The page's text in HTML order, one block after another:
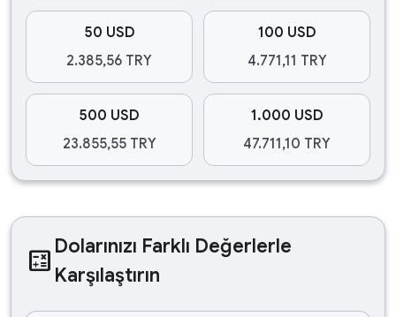
50 USD
2.385,56 TRY
100 USD
4.771,11 TRY
500 USD
23.855,55 TRY
1.000 USD
47.711,10 TRY
calculate Dolarınızı Farklı Değerlerle
Karşılaştırın